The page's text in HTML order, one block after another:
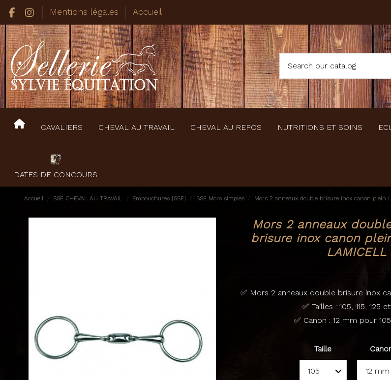
Mentions légales Accueil
CAVALIERS CHEVAL AU TRAVAIL CHEVAL AU REPOS NUTRITIONS ET SOINS
DATES DE CONCOURS
Accueil SSE CHEVAL AU TRAVAIL Embouchures [SSE] SSE Mors simples Mors 2 anneaux double brisure inox canon plein
Mors 2 anneaux
brisure inox canon
LAMICELL
✅ Mors 2 anneaux double brisure inox
✅ Tailles : 105, 115, 125
✅ Canon : 12 mm pour 105
Taille